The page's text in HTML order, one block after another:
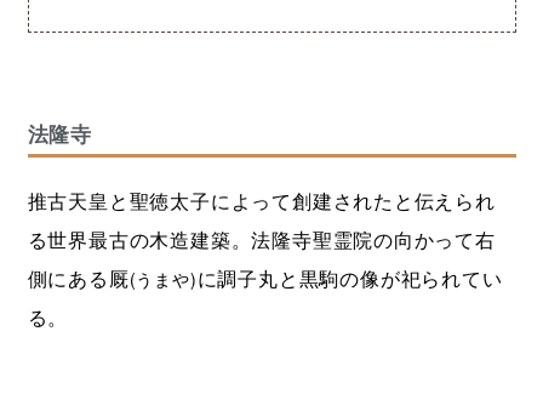
法隆寺
推古天皇と聖徳太子によって創建されたと伝えられ
る世界最古の木造建築。法隆寺聖霊院の向かって右
側にある厩(うまや)に調子丸と黒駒の像が祀られてい
る。